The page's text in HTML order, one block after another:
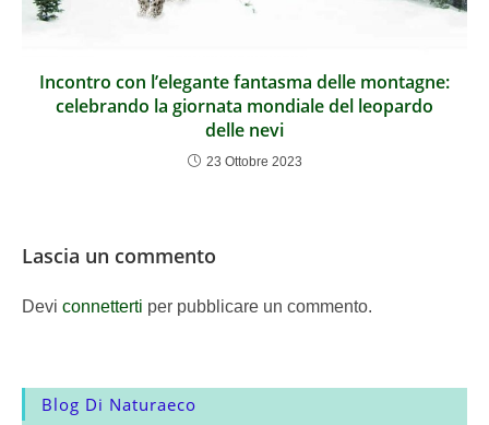
Incontro con l’elegante fantasma delle montagne:
celebrando la giornata mondiale del leopardo
delle nevi
23 Ottobre 2023
Lascia un commento
Devi connetterti per pubblicare un commento.
Blog Di Naturaeco